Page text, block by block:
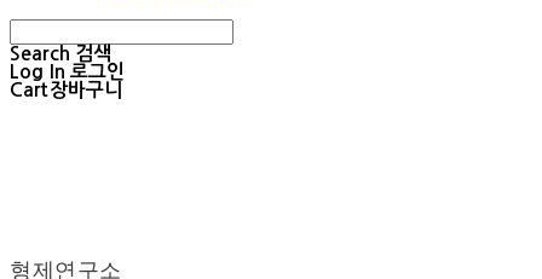
Search 검색
Log In 로그인
Cart장바구니
형제연구소